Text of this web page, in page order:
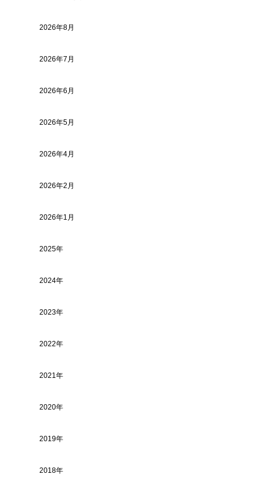
2026年8月
2026年7月
2026年6月
2026年5月
2026年4月
2026年2月
2026年1月
2025年
2024年
2023年
2022年
2021年
2020年
2019年
2018年